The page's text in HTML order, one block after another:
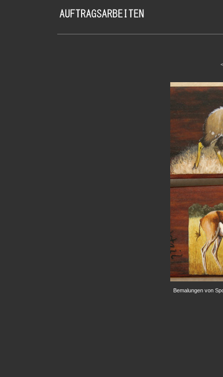
Bemalungen von